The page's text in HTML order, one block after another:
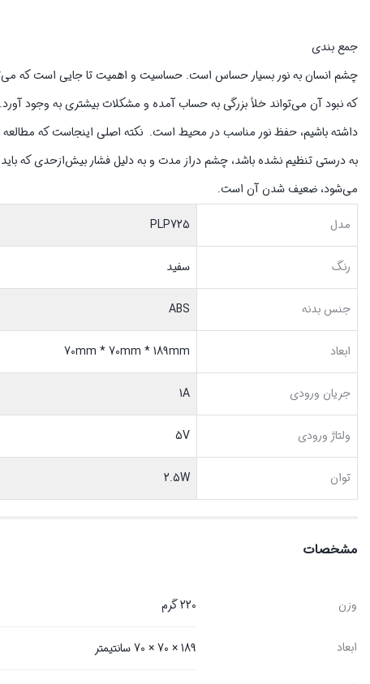
جمع بندی
چشم انسان به نور بسیار حساس است. حساسیت و اهمیت تا جایی است که
که نبود آن می‌تواند خلأ بزرگی به حساب آمده و مشکلات بیشتری به وجود
داشته باشیم، حفظ نور مناسب در محیط است. نکته اصلی اینجاست که مطالعه
به درستی تنظیم نشده باشد، چشم دراز مدت و به دلیل فشار بیش‌ازحدی که
می‌شود، ضعیف شدن آن است.
مدل
PLP725
رنگ سفید
جنس بدنه ABS
ابعاد 70mm * 70mm * 189mm
جریان ورودی 1A
ولتاژ ورودی 5V
توان 2.5W
مشخصات
وزن 220 گرم
ابعاد 189 × 70 × 70 سانتیمتر